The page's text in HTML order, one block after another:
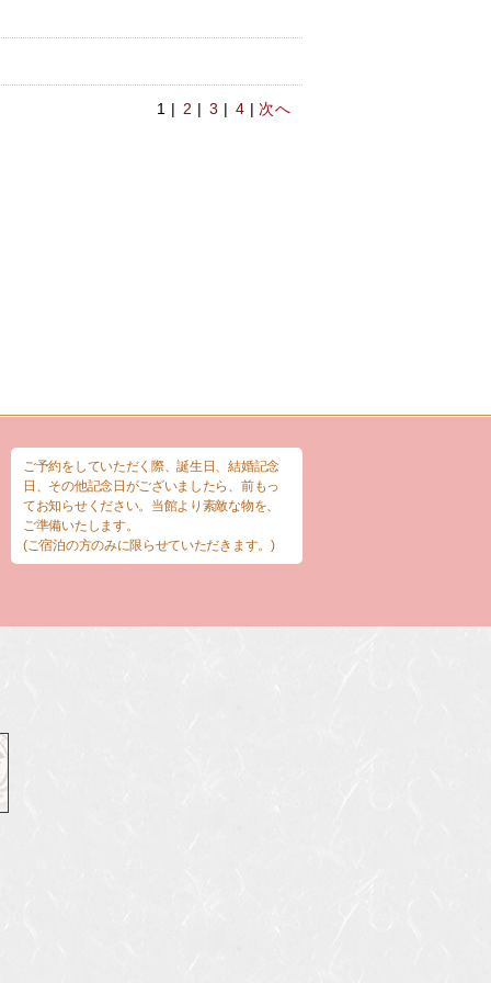
1 | 2 | 3 | 4 | 次へ
ご予約をしていただく際、誕生日、結婚記念
日、その他記念日がございましたら、前もっ
てお知らせください。当館より素敵な物を、
ご準備いたします。
(ご宿泊の方のみに限らせていただきます。)